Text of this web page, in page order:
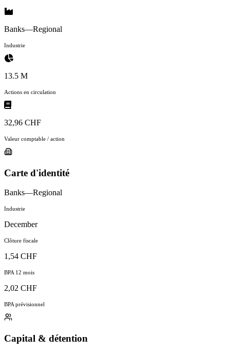
Banks—Regional
Industrie
13.5 M
Actions en circulation
32,96 CHF
Valeur comptable / action
Carte d'identité
Banks—Regional
Industrie
December
Clôture fiscale
1,54 CHF
BPA 12 mois
2,02 CHF
BPA prévisionnel
Capital & détention